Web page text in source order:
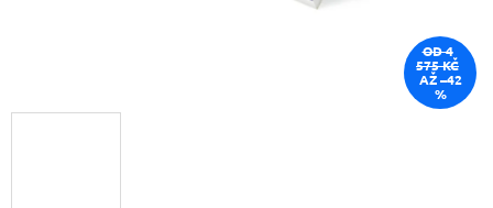
OD 4
575 KČ
AŽ –42
%